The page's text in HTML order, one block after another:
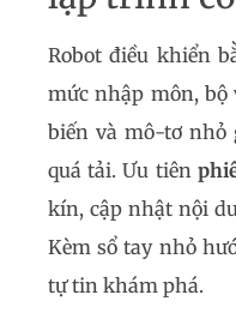
Robot điều khiển
mức nhập môn,
biến và mô-tơ nhỏ
quá tải. Ưu tiên
kín, cập nhật nội
Kèm sổ tay nhỏ
tự tin khám phá.